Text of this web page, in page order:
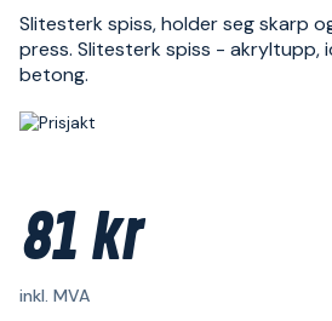
Slitesterk spiss, holder seg skarp
press. Slitesterk spiss - akryltupp,
betong.
81 kr
inkl. MVA